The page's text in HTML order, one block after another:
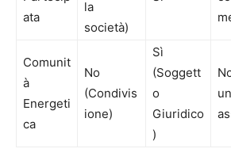
ata
la
società)
Comunit
à
Energeti
ca
No
(Condivis
ione)
Sì
(Soggett
o
Giuridico
)